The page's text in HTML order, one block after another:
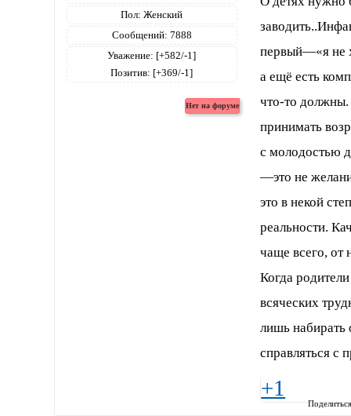
Пол: Женский
Сообщений: 7888
Уважение: [+582/-1]
Позитив: [+369/-1]
первый—«я не
а ещё есть
что-то должны.
принимать
с молодостью
—это не
это в некой
реальности.
чаще всего, от
Когда
всяческих
лишь набирать
справляться с
+1